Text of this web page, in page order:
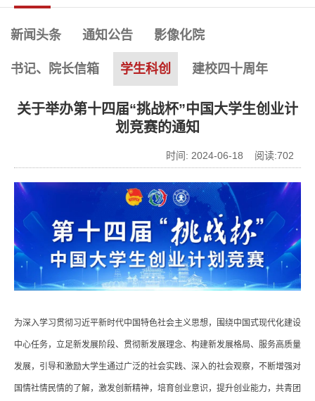
新闻头条 通知公告 影像化院
书记、院长信箱 学生科创 建校四十周年
关于举办第十四届“挑战杯”中国大学生创业计
划竞赛的通知
时间: 2024-06-18 阅读:702
为深入学习贯彻习近平新时代中国特色社会主义思想，围绕中国式现代化建设
中心任务，立足新发展阶段、贯彻新发展理念、构建新发展格局、服务高质量
发展，引导和激励大学生通过广泛的社会实践、深入的社会观察，不断增强对
国情社情民情的了解，激发创新精神，培育创业意识，提升创业能力，共青团